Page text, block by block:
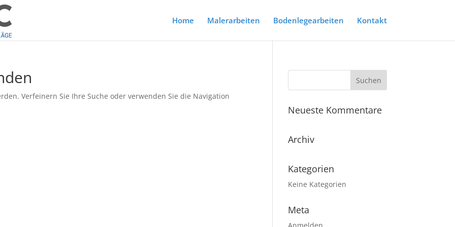
Home Malerarbeiten Bodenlegearbeiten Kontakt
Verfeinern Sie Ihre Suche oder verwenden Sie die Navigation
Neueste Kommentare
Archiv
Kategorien
Keine Kategorien
Meta